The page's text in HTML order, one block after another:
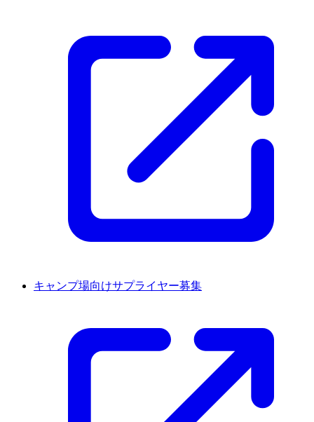
キャンプ場向けサプライヤー募集